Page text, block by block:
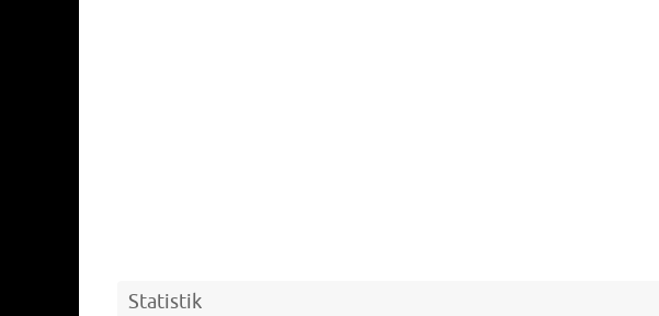
Statistik